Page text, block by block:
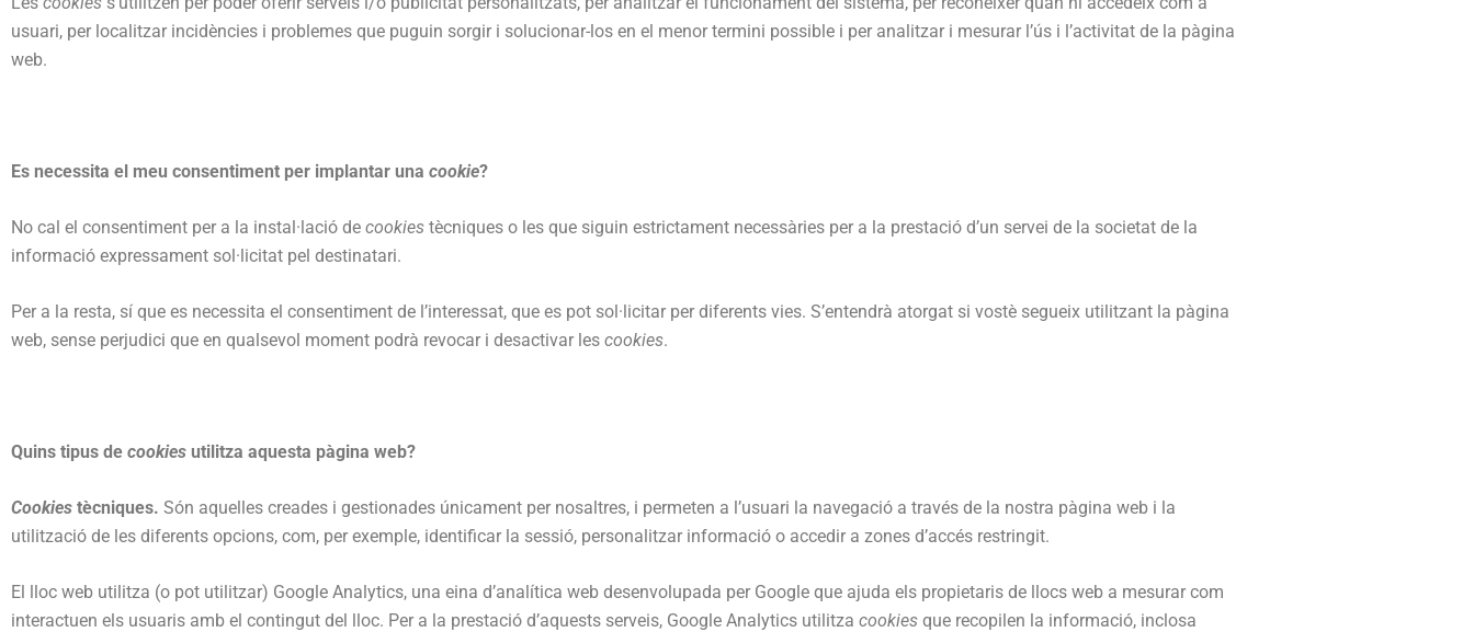
usuari, per localitzar incidències i problemes que puguin sorgir i solucionar-los en el menor termini possible i per analitzar i mesurar l’ús i l’activitat de la pàgina
web.
Es necessita el meu consentiment per implantar una cookie?
No cal el consentiment per a la instal·lació de cookies tècniques o les que siguin estrictament necessàries per a la prestació d’un servei de la societat de la
informació expressament sol·licitat pel destinatari.
Per a la resta, sí que es necessita el consentiment de l’interessat, que es pot sol·licitar per diferents vies. S’entendrà atorgat si vostè segueix utilitzant la pàgina
web, sense perjudici que en qualsevol moment podrà revocar i desactivar les cookies.
Quins tipus de cookies utilitza aquesta pàgina web?
Cookies tècniques. Són aquelles creades i gestionades únicament per nosaltres, i permeten a l’usuari la navegació a través de la nostra pàgina web i la
utilització de les diferents opcions, com, per exemple, identificar la sessió, personalitzar informació o accedir a zones d’accés restringit.
El lloc web utilitza (o pot utilitzar) Google Analytics, una eina d’analítica web desenvolupada per Google que ajuda els propietaris de llocs web a mesurar com
interactuen els usuaris amb el contingut del lloc. Per a la prestació d’aquests serveis, Google Analytics utilitza cookies que recopilen la informació, inclosa